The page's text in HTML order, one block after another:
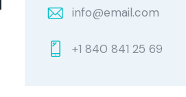
info@email.com
+1 840 841 25 69